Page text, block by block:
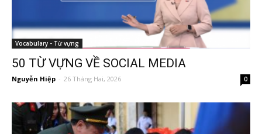
Vocabulary - Từ vựng
50 TỪ VỰNG VỀ SOCIAL MEDIA
Nguyễn Hiệp - 26 Tháng Hai, 2026 0